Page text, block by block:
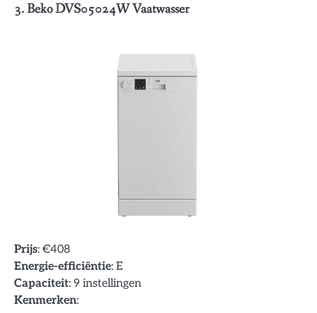
3. Beko DVS05024W Vaatwasser
Prijs: €408
Energie-efficiëntie: E
Capaciteit: 9 instellingen
Kenmerken: